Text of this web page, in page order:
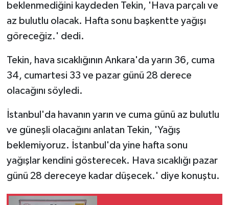
beklenmediğini kaydeden Tekin, 'Hava parçalı ve
az bulutlu olacak. Hafta sonu başkentte yağışı
göreceğiz.' dedi.
Tekin, hava sıcaklığının Ankara'da yarın 36, cuma
34, cumartesi 33 ve pazar günü 28 derece
olacağını söyledi.
İstanbul'da havanın yarın ve cuma günü az bulutlu
ve güneşli olacağını anlatan Tekin, 'Yağış
beklemiyoruz. İstanbul'da yine hafta sonu
yağışlar kendini gösterecek. Hava sıcaklığı pazar
günü 28 dereceye kadar düşecek.' diye konuştu.